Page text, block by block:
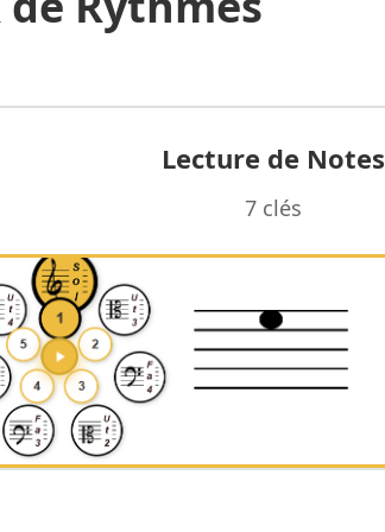
Lecture de Notes
7 clés